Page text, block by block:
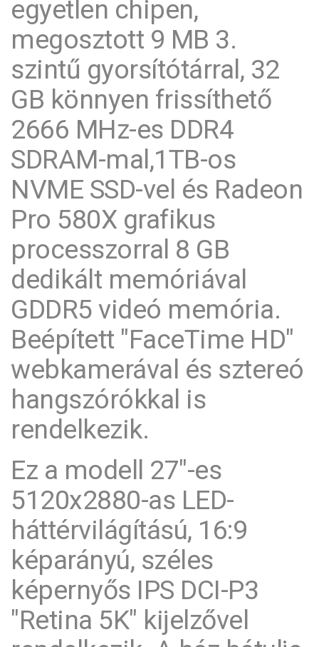
egyetlen chipen,
megosztott 9 MB 3.
szintű gyorsítótárral, 32
GB könnyen frissíthető
2666 MHz-es DDR4
SDRAM-mal,1TB-os
NVME SSD-vel és Radeon
Pro 580X grafikus
processzorral 8 GB
dedikált memóriával
GDDR5 videó memória.
Beépített "FaceTime HD"
webkamerával és sztereó
hangszórókkal is
rendelkezik.
Ez a modell 27"-es
5120x2880-as LED-
háttérvilágítású, 16:9
képarányú, széles
képernyős IPS DCI-P3
"Retina 5K" kijelzővel